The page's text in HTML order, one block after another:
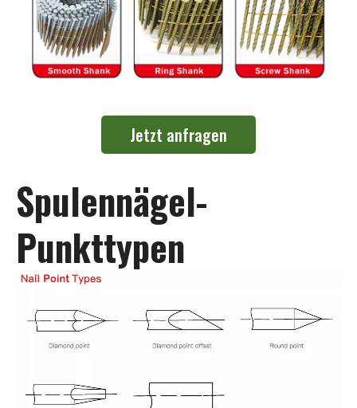
Jetzt anfragen
Spulennägel-
Punkttypen